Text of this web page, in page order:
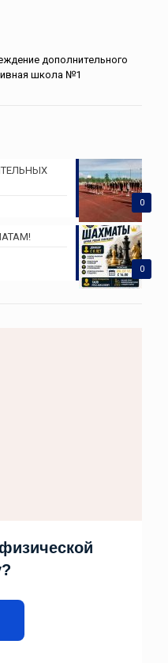
дополнительного
школа №1
0
0